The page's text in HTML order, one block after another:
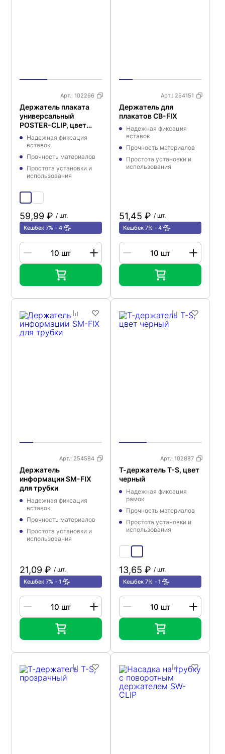
Арт.: 102266
Держатель плаката
универсальный
POSTER-CLIP, цвет
прозрачный
Надежная фиксация
вставок
Прочность материалов
Простота установки и
использования
59,99 ₽ / шт.
Кешбек 7% 4
Арт.: 254151
Держатель для
плакатов CB-FIX
Надежная фиксация
вставок
Прочность материалов
Простота установки и
использования
51,45 ₽ / шт.
Кешбек 7% 4
Арт.: 254584
Держатель
информации SM-FIX
для трубки
Надежная фиксация
вставок
Прочность материалов
Простота установки и
использования
21,09 ₽ / шт.
Кешбек 7% 1
Арт.: 102887
Т-держатель T-S, цвет
черный
Надежная фиксация
рамок
Прочность материалов
Простота установки и
использования
13,65 ₽ / шт.
Кешбек 7% 1